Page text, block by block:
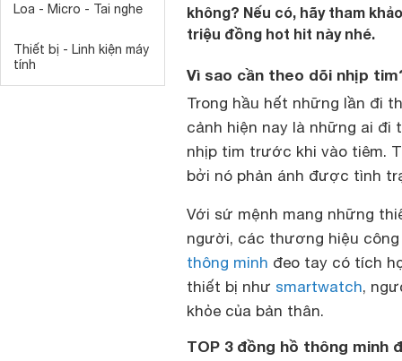
Loa - Micro - Tai nghe
Thiết bị - Linh kiện máy
tính
không? Nếu có, hãy tham
triệu đồng hot hit này nhé.
Vì sao cần theo dõi nhịp
Trong hầu hết những lần đi
cảnh hiện nay là những ai đi
nhịp tim trước khi vào tiêm.
bởi nó phản ánh được tình
Với sứ mệnh mang những
người, các thương hiệu
thông minh đeo tay có tích
thiết bị như smartwatch,
khỏe của bản thân.
TOP 3 đồng hồ thông minh